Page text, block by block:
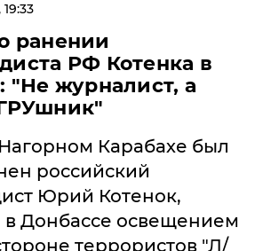
ранении
РФ Котенка в
"Не журналист, а
Карабахе был
российский
Юрий Котенок,
в Донбассе освещением
террористов "Л/